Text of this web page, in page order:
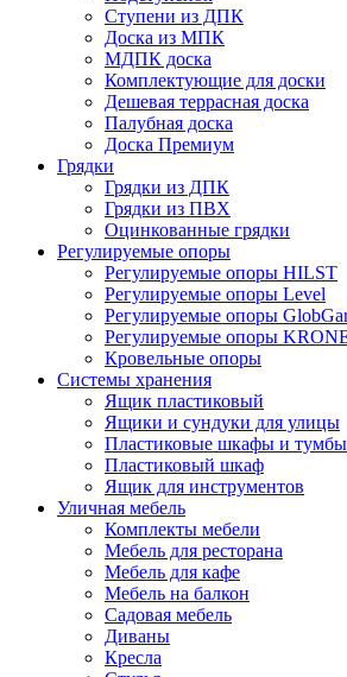
Ступени из ДПК
Доска из МПК
МДПК доска
Комплектующие для доски
Дешевая террасная доска
Палубная доска
Доска Премиум
Грядки
Грядки из ДПК
Грядки из ПВХ
Оцинкованные грядки
Регулируемые опоры
Регулируемые опоры HILST
Регулируемые опоры Level
Регулируемые опоры
Регулируемые опоры
Кровельные опоры
Системы хранения
Ящик пластиковый
Ящики и сундуки для улицы
Пластиковые шкафы и тумбы
Пластиковый шкаф
Ящик для инструментов
Уличная мебель
Комплекты мебели
Мебель для ресторана
Мебель для кафе
Мебель на балкон
Садовая мебель
Диваны
Кресла